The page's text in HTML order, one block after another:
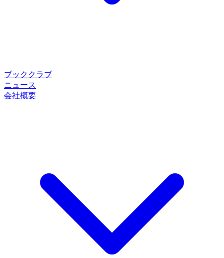
ブッククラブ
ニュース
会社概要